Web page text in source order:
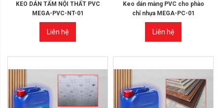
KEO DÁN TẤM NỘI THẤT PVC
MEGA-PVC-NT-01
Liên hệ
Keo dán màng PVC cho phào
chỉ nhựa MEGA-PC-01
Liên hệ